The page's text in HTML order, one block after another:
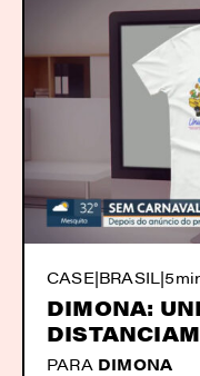
CASE|BRASIL|
DIMONA:
PARA DIMONA